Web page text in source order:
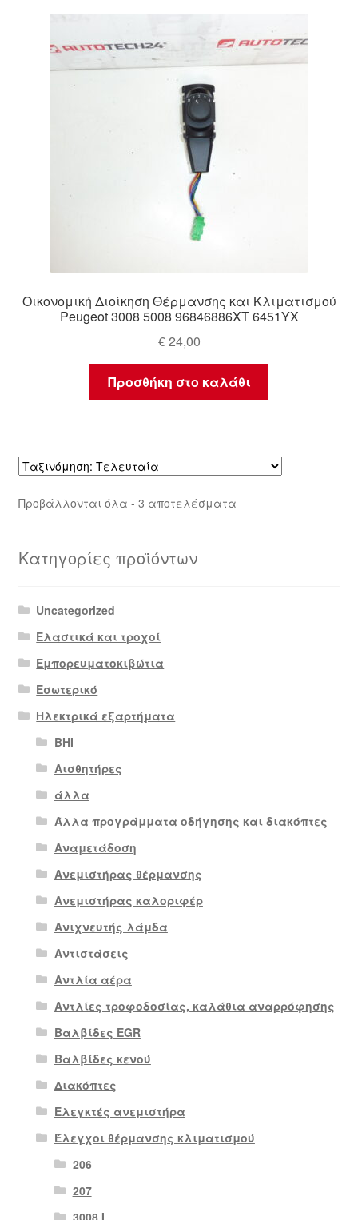
Οικονομική Διοίκηση Θέρμανσης και Κλιματισμού
Peugeot 3008 5008 96846886XT 6451YX
€24,00
Προσθήκη στο καλάθι
Προβάλλονται όλα - 3 αποτελέσματαSorted
Κατηγορίες προϊόντων
Uncategorized
Ελαστικά και τροχοί
Εμπορευματοκιβώτια
Εσωτερικό
Ηλεκτρικά εξαρτήματα
BHI
Αισθητήρες
άλλα
Άλλα προγράμματα οδήγησης και διακόπτες
Αναμετάδοση
Ανεμιστήρας θέρμανσης
Ανεμιστήρας καλοριφέρ
Ανιχνευτής λάμδα
Αντιστάσεις
Αντλία αέρα
Αντλίες τροφοδοσίας, καλάθια αναρρόφησης
Βαλβίδες EGR
Βαλβίδες κενού
Διακόπτες
Ελεγκτές ανεμιστήρα
Έλεγχοι θέρμανσης κλιματισμού
206
207